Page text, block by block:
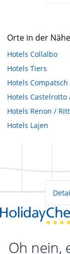
Orte in der Nähe
Hotels Collalbo
Hotels Tiers
Hotels Compatsch
Hotels Castelrotto
Hotels Renon /
Hotels Lajen
Oh nein,